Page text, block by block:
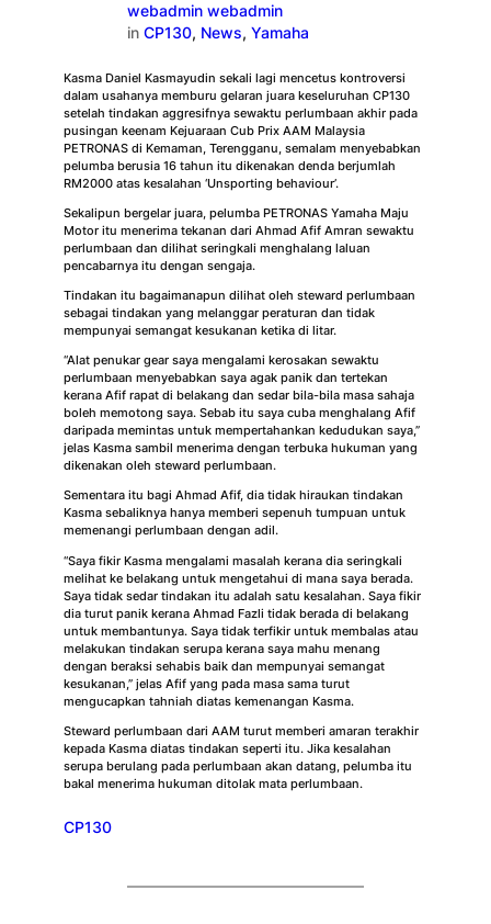
webadmin webadmin
inCP130, News, Yamaha
Kasma Daniel Kasmayudin sekali lagi mencetus kontroversi
dalam usahanya memburu gelaran juara keseluruhan CP130
setelah tindakan aggresifnya sewaktu perlumbaan akhir pada
pusingan keenam Kejuaraan Cub Prix AAM Malaysia
PETRONAS di Kemaman, Terengganu, semalam menyebabkan
pelumba berusia 16 tahun itu dikenakan denda berjumlah
RM2000 atas kesalahan ‘Unsporting behaviour’.
Sekalipun bergelar juara, pelumba PETRONAS Yamaha Maju
Motor itu menerima tekanan dari Ahmad Afif Amran sewaktu
perlumbaan dan dilihat seringkali menghalang laluan
pencabarnya itu dengan sengaja.
Tindakan itu bagaimanapun dilihat oleh steward perlumbaan
sebagai tindakan yang melanggar peraturan dan tidak
mempunyai semangat kesukanan ketika di litar.
“Alat penukar gear saya mengalami kerosakan sewaktu
perlumbaan menyebabkan saya agak panik dan tertekan
kerana Afif rapat di belakang dan sedar bila-bila masa sahaja
boleh memotong saya. Sebab itu saya cuba menghalang Afif
daripada memintas untuk mempertahankan kedudukan saya,”
jelas Kasma sambil menerima dengan terbuka hukuman yang
dikenakan oleh steward perlumbaan.
Sementara itu bagi Ahmad Afif, dia tidak hiraukan tindakan
Kasma sebaliknya hanya memberi sepenuh tumpuan untuk
memenangi perlumbaan dengan adil.
“Saya fikir Kasma mengalami masalah kerana dia seringkali
melihat ke belakang untuk mengetahui di mana saya berada.
Saya tidak sedar tindakan itu adalah satu kesalahan. Saya fikir
dia turut panik kerana Ahmad Fazli tidak berada di belakang
untuk membantunya. Saya tidak terfikir untuk membalas atau
melakukan tindakan serupa kerana saya mahu menang
dengan beraksi sehabis baik dan mempunyai semangat
kesukanan,” jelas Afif yang pada masa sama turut
mengucapkan tahniah diatas kemenangan Kasma.
Steward perlumbaan dari AAM turut memberi amaran terakhir
kepada Kasma diatas tindakan seperti itu. Jika kesalahan
serupa berulang pada perlumbaan akan datang, pelumba itu
bakal menerima hukuman ditolak mata perlumbaan.
CP130